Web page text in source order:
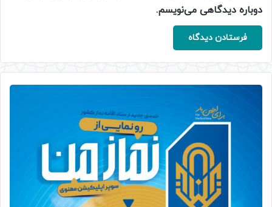
دوباره دیدگاهی می‌نویسم.